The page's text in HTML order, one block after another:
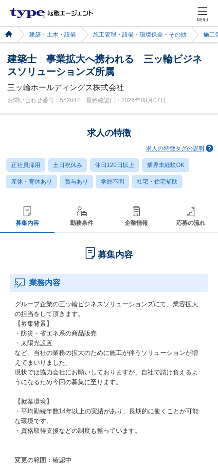
MENU
建築・土木・設備 施工管理・設備・環境保全・その他 施工
建築士 事業拡大へ携われる 三ッ輪ビジネ
スソリューションズ所属
三ッ輪ホールディングス株式会社
お問い合わせ番号：552844 最終確認日：2026年08月07日
求人の特徴
求人の特徴タグの説明
正社員採用 土日祝休み 休日120日以上 業界未経験OK
産休・育休あり 賞与あり 学歴不問 社宅・住宅補助
募集内容 勤務条件 企業情報 応募の流れ
募集内容
業務内容
グループ企業の三ッ輪ビジネスソリューションズにて、業容拡大
の担当をして頂きます。
【募集背景】
・防災・省エネ系の商品販売
・太陽光設置
など、当社の業務の拡大のために施工が伴うソリューションが増
えてまいりました。
現状では協力会社にお願いしておりますが、自社で請け負えるよ
うになるため今回の募集に至ります。
【就業環境】
・平均勤続年数14年以上の実績があり、長期的に働くことが可能
な環境です。
・資格取得支援などの制度も整っています。
変更の範囲：確認中